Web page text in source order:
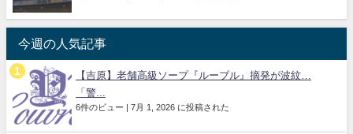
今週の人気記事
【吉原】老舗高級ソープ『ルーブル』摘発が波紋…
「警...
6件のビュー | 7月 1, 2026 に投稿された